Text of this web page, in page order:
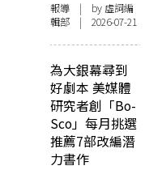
報導 | by 虛詞編
輯部 | 2026-07-21
為大銀幕尋到
好劇本 美媒體
研究者創「Bo-
Sco」每月挑選
推薦7部改編潛
力書作